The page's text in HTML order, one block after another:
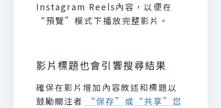
Instagram Reels內容，以便在
“預覽”模式下播放完整影片。
影片標題也會引響搜尋結果
確保在影片增加內容敘述和標題以
鼓勵關注者
“保存”或“共享”您